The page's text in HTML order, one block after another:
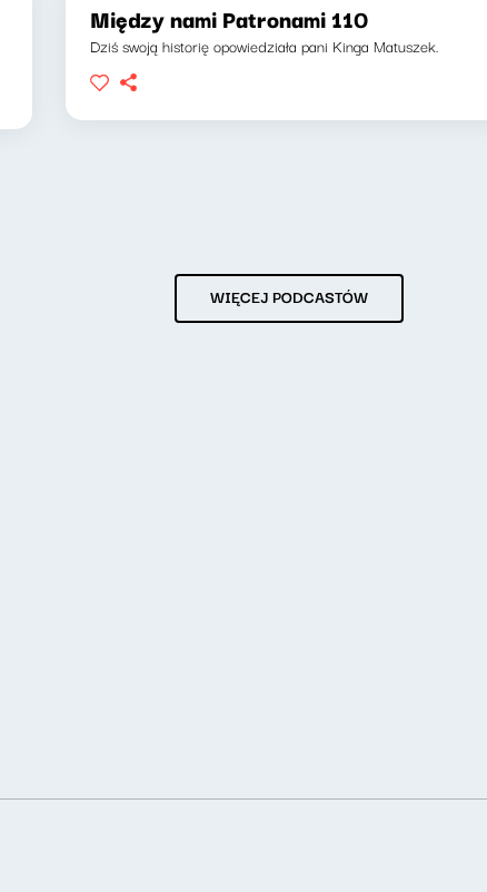
Między nami Patronami 110
Dziś swoją historię opowiedziała pani Kinga Matuszek.
WIĘCEJ PODCASTÓW